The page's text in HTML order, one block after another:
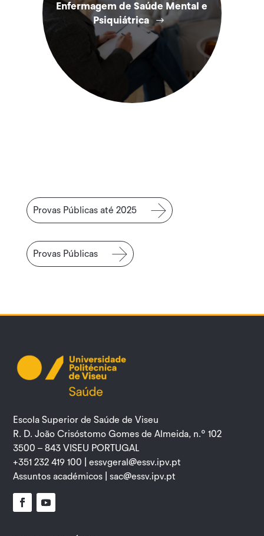
Enfermagem de Saúde Mental e
Psiquiátrica
Provas Públicas até 2025
Provas Públicas
Escola Superior de Saúde de Viseu
R. D. João Crisóstomo Gomes de Almeida, n.º 102
3500 – 843 VISEU PORTUGAL
+351 232 419 100 |essvgeral@essv.ipv.pt
Assuntos académicos |sac@essv.ipv.pt